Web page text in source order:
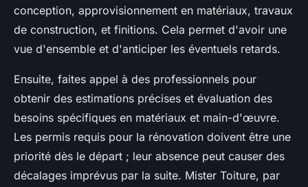
conception, approvisionnement en matériaux, travaux
de construction, et finitions. Cela permet d'avoir une
vue d'ensemble et d'anticiper les éventuels retards.
Ensuite, faites appel à des professionnels pour
obtenir des estimations précises et évaluation des
besoins spécifiques en matériaux et main-d'œuvre.
Les permis requis pour la rénovation doivent être une
priorité dès le départ ; leur absence peut causer des
décalages imprévus par la suite. Mister Toiture, par